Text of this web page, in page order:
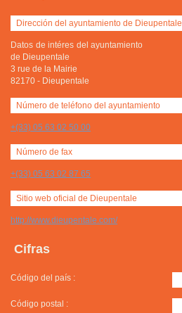
Dirección del ayuntamiento de Dieupentale
Datos de intéres del ayuntamiento
de Dieupentale
3 rue de la Mairie
82170 - Dieupentale
Número de teléfono del ayuntamiento
+(33) 05 63 02 50 00
Número de fax
+(33) 05 63 02 87 65
Sitio web oficial de Dieupentale
http://www.dieupentale.com/
Cifras
Código del país :
Código postal :